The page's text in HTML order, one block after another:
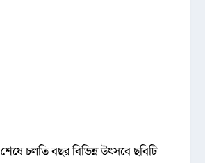
চলতি বছর বিভিন্ন উৎসবে ছবিটি